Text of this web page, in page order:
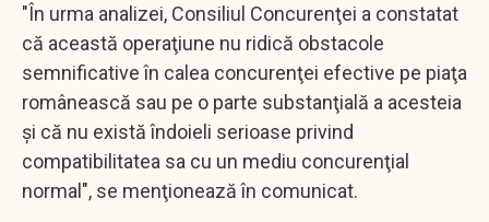
"În urma analizei, Consiliul Concurenţei a constatat
că această operaţiune nu ridică obstacole
semnificative în calea concurenţei efective pe piaţa
românească sau pe o parte substanţială a acesteia
şi că nu există îndoieli serioase privind
compatibilitatea sa cu un mediu concurenţial
normal", se menţionează în comunicat.